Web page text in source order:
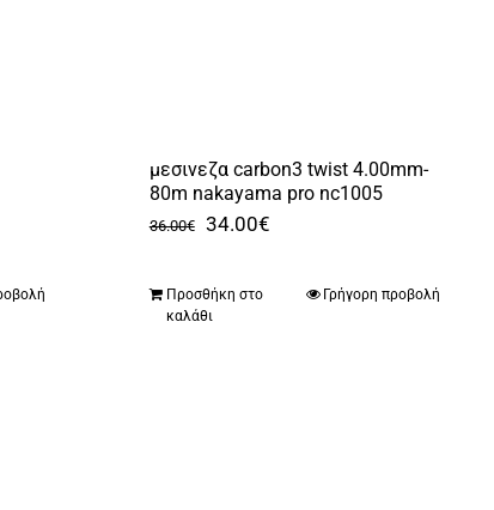
μεσινεζα carbon3 twist 4.00mm-
80m nakayama pro nc1005
36.00€
Original
was:
34.00€Η
τιμή
Προσθήκη στο
καλάθι
Γρήγορη προβολή